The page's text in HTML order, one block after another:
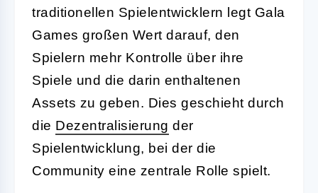
traditionellen Spielentwicklern legt Gala
Games großen Wert darauf, den
Spielern mehr Kontrolle über ihre
Spiele und die darin enthaltenen
Assets zu geben. Dies geschieht durch
die Dezentralisierung der
Spielentwicklung, bei der die
Community eine zentrale Rolle spielt.